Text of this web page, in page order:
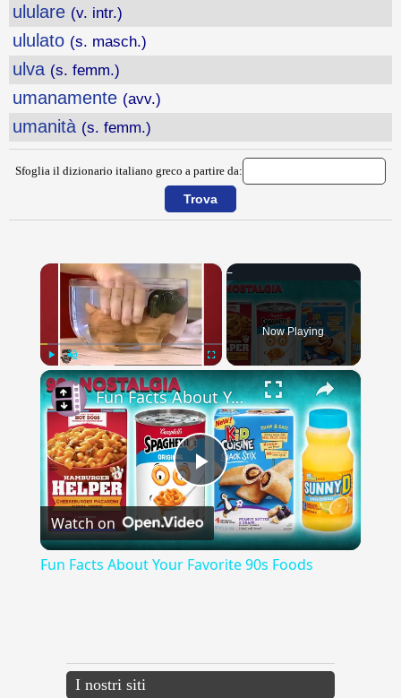
ululare (v. intr.)
ululato (s. masch.)
ulva (s. femm.)
umanamente (avv.)
umanità (s. femm.)
Sfoglia il dizionario italiano greco a partire da:
×
Play Unmute
Now Playing
×
Play
Video
Fun Facts About Your Favorite 90s Foods
Watch on
Fun Facts About Your Favorite 90s Foods
I nostri siti